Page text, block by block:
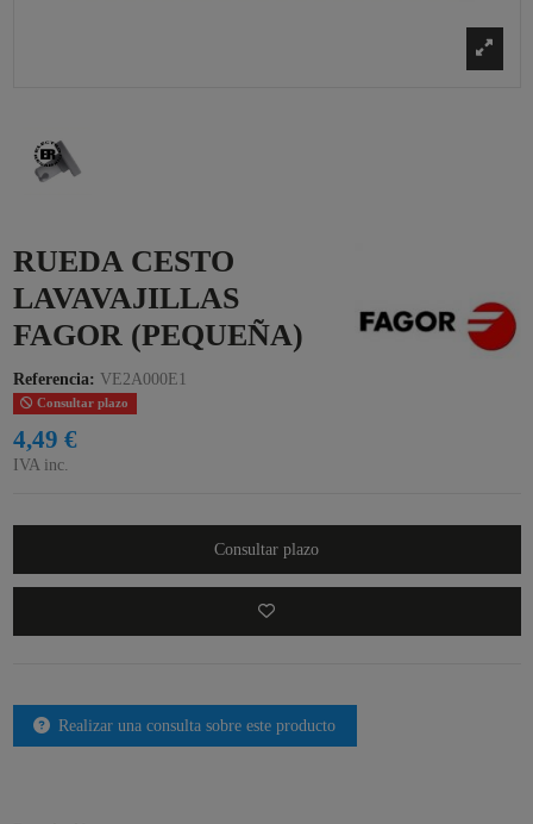
RUEDA CESTO
LAVAVAJILLAS
FAGOR (PEQUEÑA)
Referencia: VE2A000E1
Consultar plazo
4,49 €
IVA inc.
Consultar plazo
Realizar una consulta sobre este producto